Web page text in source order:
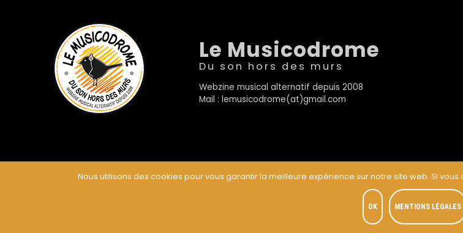
Le Musicodrome
Du son hors des murs
Webzine musical alternatif depuis 2008
Mail : lemusicodrome(at)gmail.com
Nous utilisons des cookies pour vous garantir la meilleure expérience sur notre site web. Si
OK MENTIONS LÉGALES